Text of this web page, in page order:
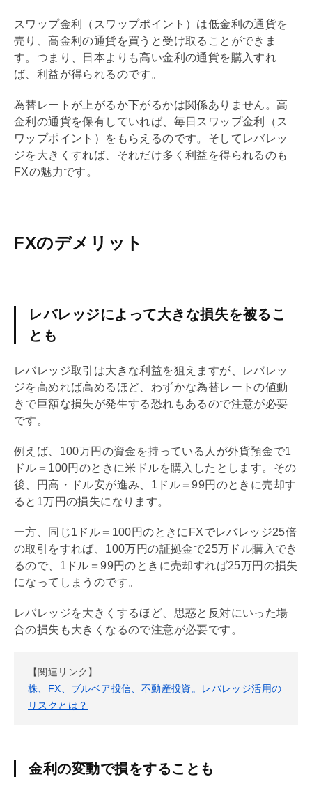
スワップ金利（スワップポイント）は低金利の通貨を
売り、高金利の通貨を買うと受け取ることができま
す。つまり、日本よりも高い金利の通貨を購入すれ
ば、利益が得られるのです。
為替レートが上がるか下がるかは関係ありません。高
金利の通貨を保有していれば、毎日スワップ金利（ス
ワップポイント）をもらえるのです。そして レバレッ
ジを大きくすれば、それだけ多く利益を得られるのも
FXの魅力です。
FXのデメリット
レバレッジによって大きな損失を被るこ
とも
レバレッジ取引は大きな利益を狙えますが、
レバレッ
ジを高めれば高めるほど、わずかな為替レートの値動
きで巨額な損失が発生する恐れもあるので注意が必要
です。
例えば、100万円の資金を持っている人が外貨預金で1
ドル＝100円のときに米ドルを購入したとします。その
後、円高・ドル安が進み、1ドル＝99円のときに売却す
ると1万円の損失になります。
一方、同じ1ドル＝100円のときにFXでレバレッジ25倍
の取引をすれば、100万円の証拠金で25万ドル購入でき
るので、1ドル＝99円のときに売却すれば25万円の損失
になってしまうのです。
レバレッジを大きくするほど、思惑と反対にいった場
合の損失も大きくなるので注意が必要です。
【関連リンク】
株、FX、ブルベア投信、不動産投資。レバレッジ活用の
リスクとは？
金利の変動で損をすることも